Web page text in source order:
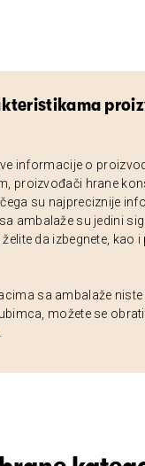
informacije o
proizvođači hrane
su najpreciznije
ambalaže su jedini
da izbegnete, kao
sa ambalaže niste
možete se